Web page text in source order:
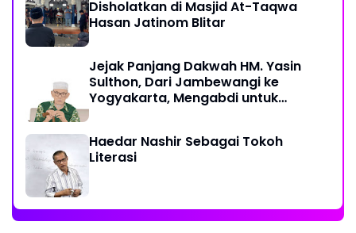
Disholatkan di Masjid At-Taqwa
Hasan Jatinom Blitar
Jejak Panjang Dakwah HM. Yasin
Sulthon, Dari Jambewangi ke
Yogyakarta, Mengabdi untuk
Haedar Nashir Sebagai Tokoh
Literasi